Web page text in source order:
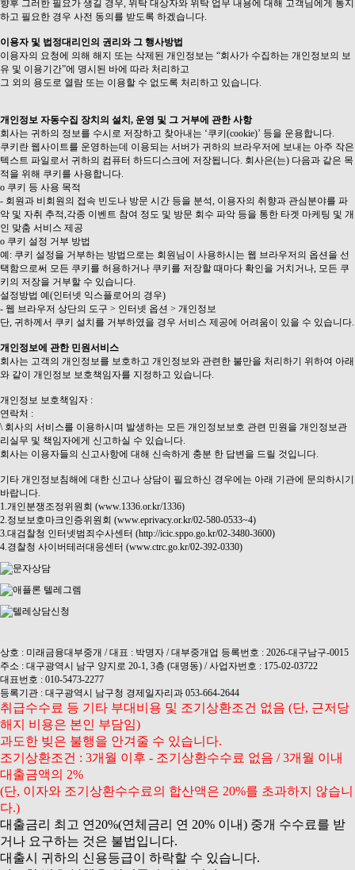
향후 그러한 필요가 생길 경우, 위탁 대상자와 위탁 업무 내용에 대해 고객님에게 통지
하고 필요한 경우 사전 동의를 받도록 하겠습니다.
이용자 및 법정대리인의 권리와 그 행사방법
이용자의 요청에 의해 해지 또는 삭제된 개인정보는 “회사가 수집하는 개인정보의 보
유 및 이용기간”에 명시된 바에 따라 처리하고
그 외의 용도로 열람 또는 이용할 수 없도록 처리하고 있습니다.
개인정보 자동수집 장치의 설치, 운영 및 그 거부에 관한 사항
회사는 귀하의 정보를 수시로 저장하고 찾아내는 ‘쿠키(cookie)’ 등을 운용합니다.
쿠키란 웹사이트를 운영하는데 이용되는 서버가 귀하의 브라우저에 보내는 아주 작은
텍스트 파일로서 귀하의 컴퓨터 하드디스크에 저장됩니다. 회사은(는) 다음과 같은 목
적을 위해 쿠키를 사용합니다.
ο 쿠키 등 사용 목적
- 회원과 비회원의 접속 빈도나 방문 시간 등을 분석, 이용자의 취향과 관심분야를 파
악 및 자취 추적,각종 이벤트 참여 정도 및 방문 회수 파악 등을 통한 타겟 마케팅 및 개
인 맞춤 서비스 제공
ο 쿠키 설정 거부 방법
예: 쿠키 설정을 거부하는 방법으로는 회원님이 사용하시는 웹 브라우저의 옵션을 선
택함으로써 모든 쿠키를 허용하거나 쿠키를 저장할 때마다 확인을 거치거나, 모든 쿠
키의 저장을 거부할 수 있습니다.
설정방법 예(인터넷 익스플로어의 경우)
- 웹 브라우저 상단의 도구 > 인터넷 옵션 > 개인정보
단, 귀하께서 쿠키 설치를 거부하였을 경우 서비스 제공에 어려움이 있을 수 있습니다.
개인정보에 관한 민원서비스
회사는 고객의 개인정보를 보호하고 개인정보와 관련한 불만을 처리하기 위하여 아래
와 같이 개인정보 보호책임자를 지정하고 있습니다.
개인정보 보호책임자 :
연락처 :
\ 회사의 서비스를 이용하시며 발생하는 모든 개인정보보호 관련 민원을 개인정보관
리실무 및 책임자에게 신고하실 수 있습니다.
회사는 이용자들의 신고사항에 대해 신속하게 충분 한 답변을 드릴 것입니다.
기타 개인정보침해에 대한 신고나 상담이 필요하신 경우에는 아래 기관에 문의하시기
바랍니다.
1.개인분쟁조정위원회 (www.1336.or.kr/1336)
2.정보보호마크인증위원회 (www.eprivacy.or.kr/02-580-0533~4)
3.대검찰청 인터넷범죄수사센터 (http://icic.sppo.go.kr/02-3480-3600)
4.경찰청 사이버테러대응센터 (www.ctrc.go.kr/02-392-0330)
상호 : 미래금융대부중개 / 대표 : 박명자 / 대부중개업 등록번호 : 2026-대구남구-0015
주소 : 대구광역시 남구 양지로 20-1, 3층 (대명동) / 사업자번호 : 175-02-03722
대표번호 : 010-5473-2277
등록기관 : 대구광역시 남구청 경제일자리과 053-664-2644
취급수수료 등 기타 부대비용 및 조기상환조건 없음 (단, 근저당
해지 비용은 본인 부담임)
과도한 빚은 불행을 안겨줄 수 있습니다.
조기상환조건 : 3개월 이후 - 조기상환수수료 없음 / 3개월 이내
대출금액의 2%
(단, 이자와 조기상환수수료의 합산액은 20%를 초과하지 않습니
다.)
대출금리 최고 연20%(연체금리 연 20% 이내) 중개 수수료를 받
거나 요구하는 것은 불법입니다.
대출시 귀하의 신용등급이 하락할 수 있습니다.